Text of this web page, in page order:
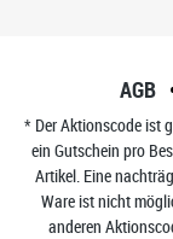
AGB
* Der Aktionscode ist
ein Gutschein pro
Artikel. Eine
Ware ist nicht
anderen